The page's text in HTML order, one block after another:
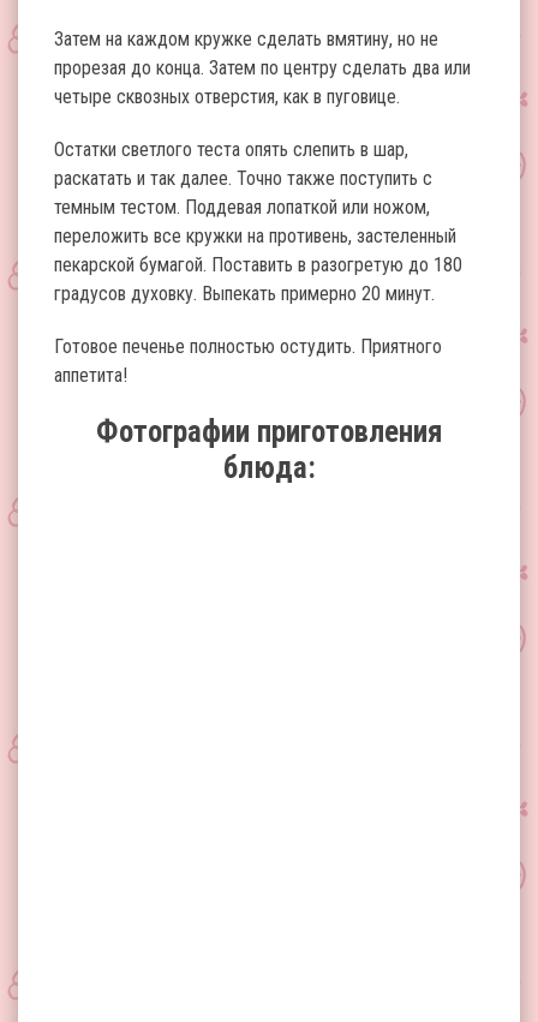
Затем на каждом кружке сделать вмятину, но не
прорезая до конца. Затем по центру сделать два или
четыре сквозных отверстия, как в пуговице.
Остатки светлого теста опять слепить в шар,
раскатать и так далее. Точно также поступить с
темным тестом. Поддевая лопаткой или ножом,
переложить все кружки на противень, застеленный
пекарской бумагой. Поставить в разогретую до 180
градусов духовку. Выпекать примерно 20 минут.
Готовое печенье полностью остудить. Приятного
аппетита!
Фотографии приготовления
блюда: